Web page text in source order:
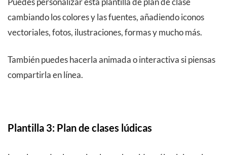
cambiando los colores y las fuentes, añadiendo iconos
vectoriales, fotos, ilustraciones, formas y mucho más.
También puedes hacerla animada o interactiva si piensas
compartirla en línea.
Plantilla 3: Plan de clases lúdicas